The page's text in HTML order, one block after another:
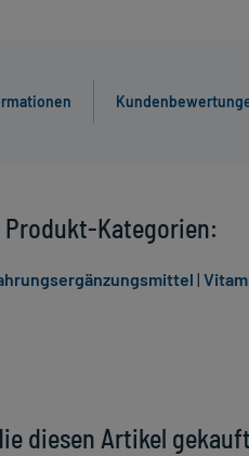
diesen Artikel
Produkt-Kategorien:
|